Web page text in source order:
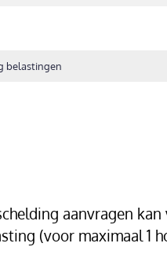
belastingen
aanvragen
(voor maximaal 1